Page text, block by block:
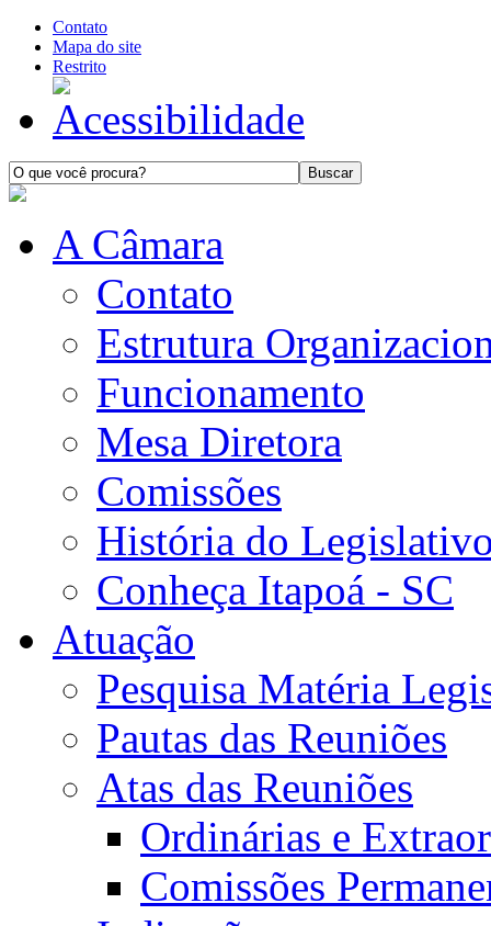
Contato
Mapa do site
Restrito
A Câmara
Contato
Estrutura
Funcionamento
Mesa Diretora
Comissões
História do
Conheça Itapoá - SC
Atuação
Pesquisa Matéria
Pautas das Reuniões
Atas das Reuniões
Ordinárias e
Comissões